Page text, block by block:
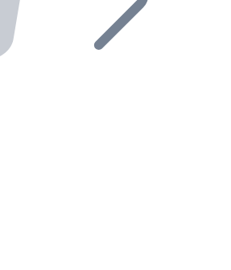
API nel tuo ecosistema.
rete di rivenditori e
del tuo progetto al nostro servizio di